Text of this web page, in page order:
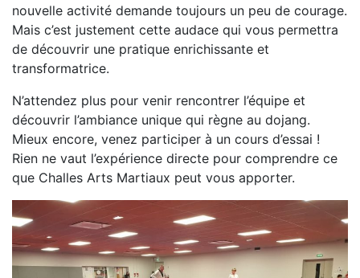
nouvelle activité demande toujours un peu de courage.
Mais c’est justement cette audace qui vous permettra
de découvrir une pratique enrichissante et
transformatrice.
N’attendez plus pour venir rencontrer l’équipe et
découvrir l’ambiance unique qui règne au dojang.
Mieux encore, venez participer à un cours d’essai !
Rien ne vaut l’expérience directe pour comprendre ce
que Challes Arts Martiaux peut vous apporter.